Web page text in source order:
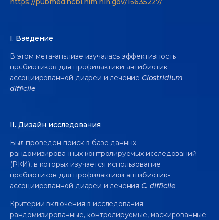
https://pubmed.ncbi.nlm.nih.gov/16635227/
I. Введение
В этом мета-анализе изучалась эффективность
пробиотиков для профилактики антибиотик-
ассоциированной диареи и лечение Clostridium
difficile
II. Дизайн исследования
Был проведен поиск в базе данных
рандомизированных контролируемых исследований
(РКИ), в которых изучается использование
пробиотиков для профилактики антибиотик-
ассоциированной диареи и лечения C. difficile
Критерии включения в исследования:
рандомизированные, контролируемые, маскированные